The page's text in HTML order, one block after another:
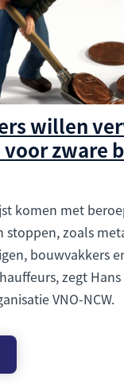
willen
zware
komen met
stoppen, zoals
bouwvakkers
zegt
VNO-NCW.